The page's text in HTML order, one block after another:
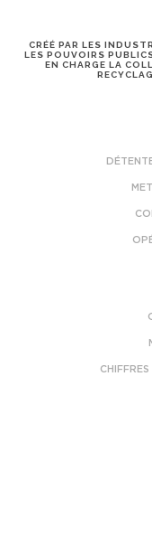
CRÉÉ PAR LES
LES POUVOIRS
EN CHARGE LA